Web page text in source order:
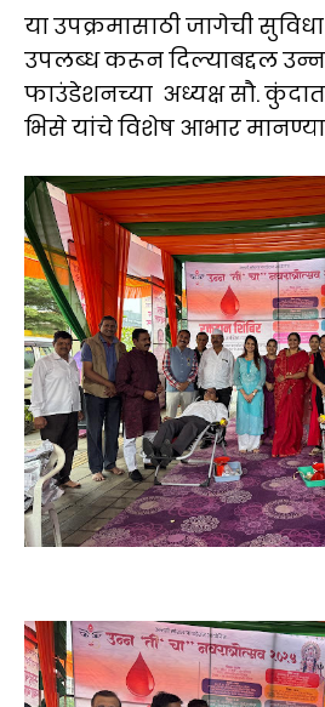
या उपक्रमासाठी जागेची
उपलब्ध करून दिल्याबद्दल
फाउंडेशनच्या अध्यक्ष सौ.
भिसे यांचे विशेष आभार